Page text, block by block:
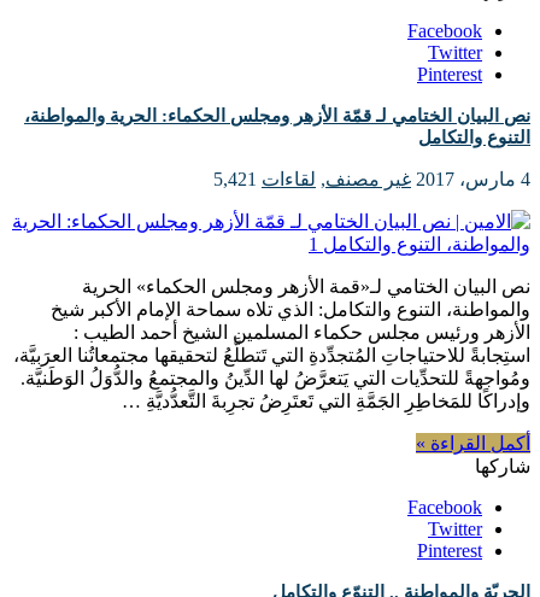
Facebook
Twitter
Pinterest
نص البيان الختامي لـ قمّة الأزهر ومجلس الحكماء: ‎الحرية والمواطنة،
التنوع والتكامل
4 مارس، 2017 غير مصنف, لقاءات 5,421
‎نص البيان الختامي لـ«قمة الأزهر ومجلس الحكماء» ‎الحرية
والمواطنة، التنوع والتكامل: الذي تلاه سماحة الإمام الأكبر شيخ
الأزهر ورئيس مجلس حكماء المسلمين الشيخ أحمد الطيب :
‎استِجابةً للاحتياجاتِ المُتجدِّدةِ التي تَتطلَّعُ لتحقيقها مجتمعاتُنا العرَبيَّة،
ومُواجهةً للتحدِّيات التي يَتعرَّضُ لها الدِّينُ والمجتمعُ والدُّوَلُ الوَطَنيَّة.
أكمل القراءة »
شاركها
Facebook
Twitter
Pinterest
الحريّة والمواطنة .. التنوّع والتكامل